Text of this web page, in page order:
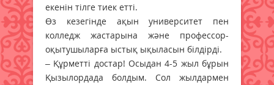
екенін тілге тиек етті.
Өз кезегінде ақын университет пен
колледж жастарына және профессор-
оқытушыларға ыстық ықыласын білдірді.
– Құрметті достар! Осыдан 4-5 жыл бұрын
Қызылордада болдым. Сол жылдармен